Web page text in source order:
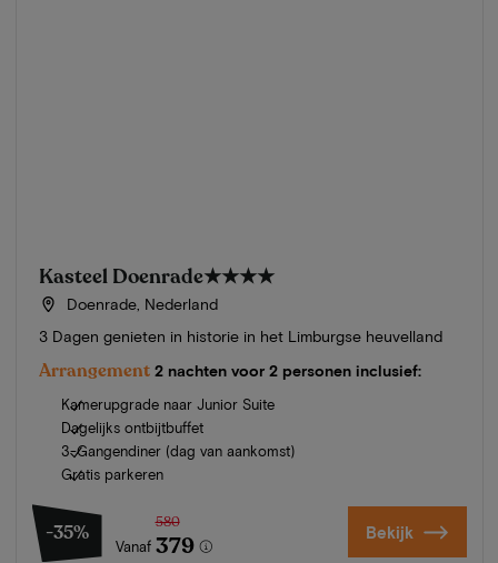
Kasteel Doenrade★★★★
Doenrade, Nederland
3 Dagen genieten in historie in het Limburgse heuvelland
Arrangement 2 nachten voor 2 personen inclusief:
Kamerupgrade naar Junior Suite
Dagelijks ontbijtbuffet
3-Gangendiner (dag van aankomst)
Gratis parkeren
-35%
Vanaf
580
379 Bekijk